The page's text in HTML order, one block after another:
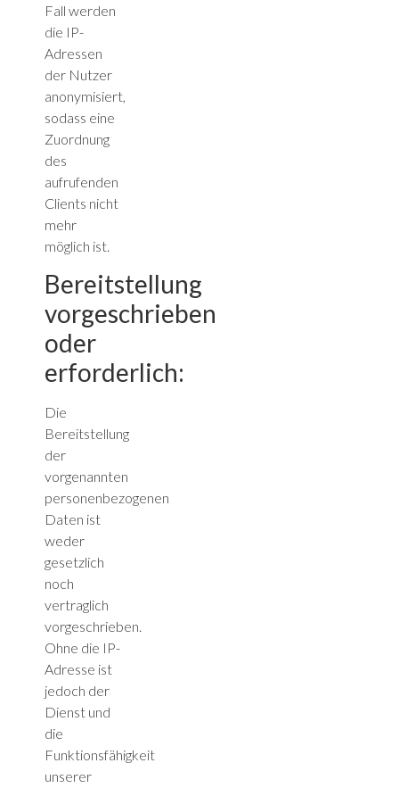
Fall werden
die IP-
Adressen
der Nutzer
anonymisiert,
sodass eine
Zuordnung
des
aufrufenden
Clients nicht
mehr
möglich ist.
Bereitstellung
vorgeschrieben
oder
erforderlich:
Die
Bereitstellung
der
vorgenannten
personenbezogenen
Daten ist
weder
gesetzlich
noch
vertraglich
vorgeschrieben.
Ohne die IP-
Adresse ist
jedoch der
Dienst und
die
Funktionsfähigkeit
unserer